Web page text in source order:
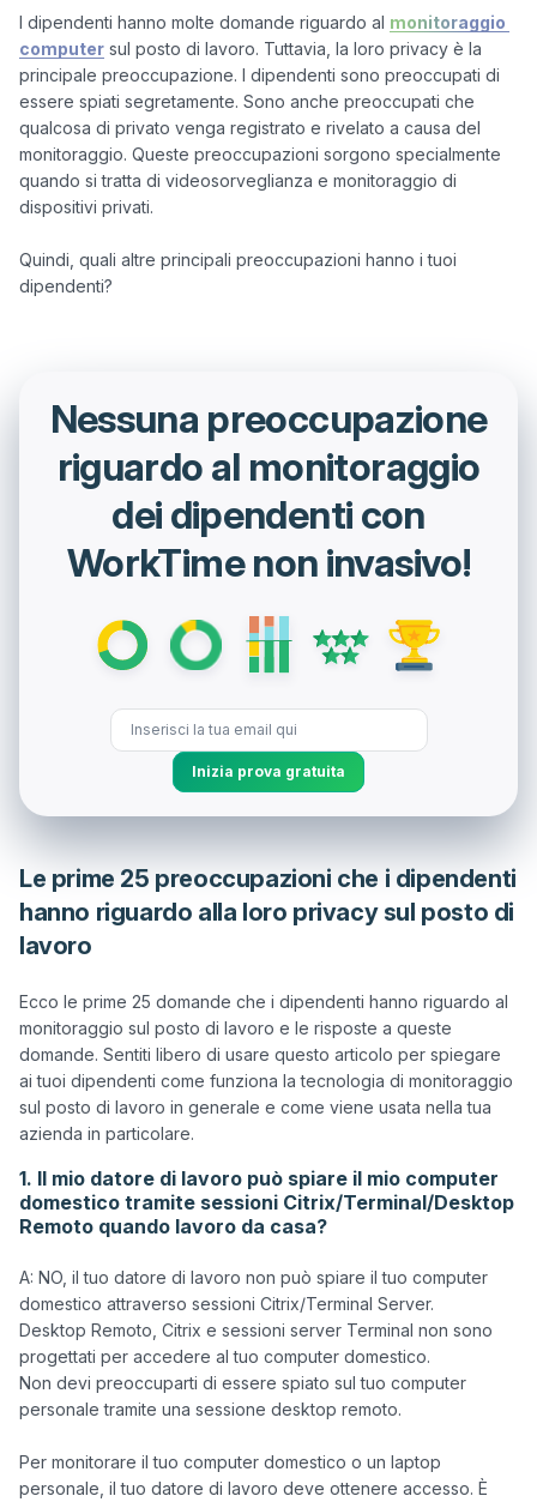
I dipendenti hanno molte domande riguardo al monitoraggio
computer sul posto di lavoro. Tuttavia, la loro privacy è la
principale preoccupazione. I dipendenti sono preoccupati di
essere spiati segretamente. Sono anche preoccupati che
qualcosa di privato venga registrato e rivelato a causa del
monitoraggio. Queste preoccupazioni sorgono specialmente
quando si tratta di videosorveglianza e monitoraggio di
dispositivi privati.
Quindi, quali altre principali preoccupazioni hanno i tuoi
Nessuna preoccupazione
riguardo al monitoraggio
dei dipendenti con
WorkTime non invasivo!
Inizia prova gratuita
Le prime 25 preoccupazioni che i dipendenti
hanno riguardo alla loro privacy sul posto di
lavoro
Ecco le prime 25 domande che i dipendenti hanno riguardo al
monitoraggio sul posto di lavoro e le risposte a queste
domande. Sentiti libero di usare questo articolo per spiegare
ai tuoi dipendenti come funziona la tecnologia di monitoraggio
sul posto di lavoro in generale e come viene usata nella tua
1. Il mio datore di lavoro può spiare il mio computer
domestico tramite sessioni Citrix/Terminal/Desktop
Remoto quando lavoro da casa?
A: NO, il tuo datore di lavoro non può spiare il tuo computer
domestico attraverso sessioni Citrix/Terminal Server.
Desktop Remoto, Citrix e sessioni server Terminal non sono
progettati per accedere al tuo computer domestico.
Non devi preoccuparti di essere spiato sul tuo computer
personale tramite una sessione desktop remoto.
Per monitorare il tuo computer domestico o un laptop
personale, il tuo datore di lavoro deve ottenere accesso. È